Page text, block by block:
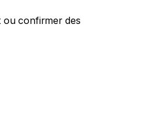
ou confirmer des